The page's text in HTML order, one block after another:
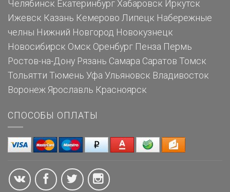
Челябинск Екатеринбург Хабаровск Иркутск
Ижевск Казань Кемерово Липецк Набережные
челны Нижний Новгород Новокузнецк
Новосибирск Омск Оренбург Пенза Пермь
Ростов-на-Дону Рязань Самара Саратов Томск
Тольятти Тюмень Уфа Ульяновск Владивосток
Воронеж Ярославль Красноярск
СПОСОБЫ ОПЛАТЫ